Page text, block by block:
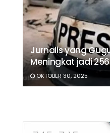
Jurnalis yang
Meningkat jadi
OKTOBER 30, 2025